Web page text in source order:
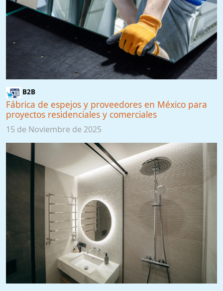
B2B
Fábrica de espejos y proveedores en México para
proyectos residenciales y comerciales
15 de Noviembre de 2025